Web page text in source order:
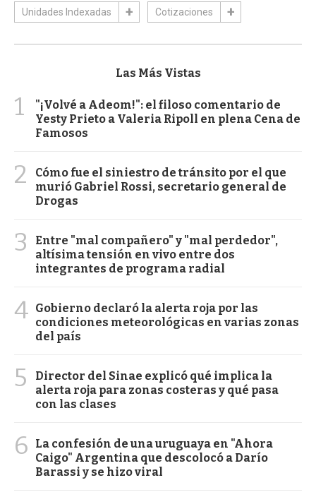
Unidades Indexadas Cotizaciones
Las Más Vistas
1
"¡Volvé a Adeom!": el filoso comentario de
Yesty Prieto a Valeria Ripoll en plena Cena de
Famosos
2
Cómo fue el siniestro de tránsito por el que
murió Gabriel Rossi, secretario general de
Drogas
3
Entre "mal compañero" y "mal perdedor",
altísima tensión en vivo entre dos
integrantes de programa radial
4 Gobierno declaró la alerta roja por las
condiciones meteorológicas en varias zonas
del país
5
Director del Sinae explicó qué implica la
alerta roja para zonas costeras y qué pasa
con las clases
6
La confesión de una uruguaya en "Ahora
Caigo" Argentina que descolocó a Darío
Barassi y se hizo viral